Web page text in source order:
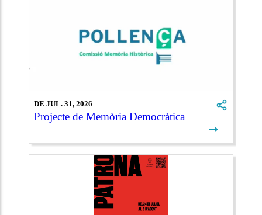
DE JUL. 31, 2026
Projecte de Memòria Democràtica
➞